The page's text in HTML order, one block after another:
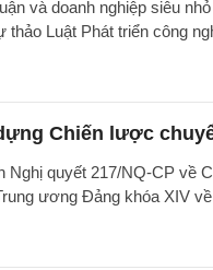
và doanh nghiệp siêu
Luật Phát triển công
Chiến lược
Nghị quyết 217/NQ-CP
ương Đảng khóa XIV